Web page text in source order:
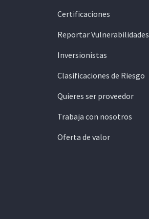
Certificaciones
Reportar Vulnerabilidades
Inversionistas
Clasificaciones de Riesgo
Quieres ser proveedor
Trabaja con nosotros
Oferta de valor